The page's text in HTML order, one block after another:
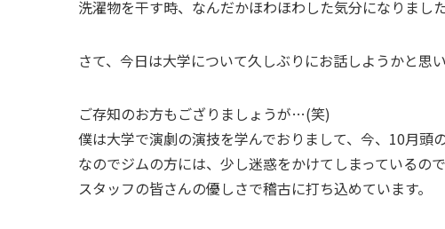
洗濯物を干す時、なんだかほわほわした気分になりました
さて、今日は大学について久しぶりにお話しようかと思い
ご存知のお方もござりましょうが…(笑)
僕は大学で演劇の演技を学んでおりまして、今、10月頭
なのでジムの方には、少し迷惑をかけてしまっているので
スタッフの皆さんの優しさで稽古に打ち込めています。